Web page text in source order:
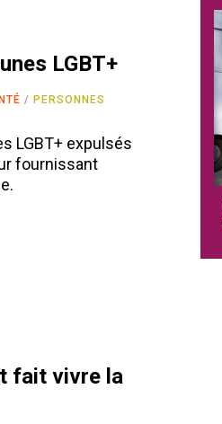
LGBT+
PERSONNES
LGBT+ expulsés
fournissant
fait vivre la